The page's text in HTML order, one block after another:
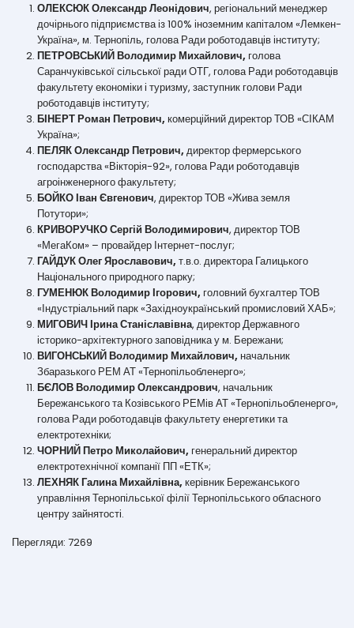
ОЛЕКСЮК Олександр Леонідович, регіональний менеджер
дочірнього підприємства із 100% іноземним капіталом «Лемкен-
Україна», м. Тернопіль, голова Ради роботодавців інституту;
ПЕТРОВСЬКИЙ Володимир Михайлович, голова
Саранчуківської сільської ради ОТГ, голова Ради роботодавців
факультету економіки і туризму, заступник голови Ради
роботодавців інституту;
БІНЕРТ Роман Петрович, комерційний директор ТОВ «СІКАМ
Україна»;
ПЕЛЯК Олександр Петрович, директор фермерського
господарства «Вікторія-92», голова Ради роботодавців
агроінженерного факультету;
БОЙКО Іван Євгенович, директор ТОВ «Жива земля
Потутори»;
КРИВОРУЧКО Сергій Володимирович, директор ТОВ
«МегаКом» – провайдер Інтернет-послуг;
ГАЙДУК Олег Ярославович, т.в.о. директора Галицького
Національного природного парку;
ГУМЕНЮК Володимир Ігорович, головний бухгалтер ТОВ
«Індустріальний парк «Західноукраїнський промисловий ХАБ»;
МИГОВИЧ Ірина Станіславівна, директор Державного
історико-архітектурного заповідника у м. Бережани;
ВИГОНСЬКИЙ Володимир Михайлович, начальник
Збаразького РЕМ АТ «Тернопільобленерго»;
БЄЛОВ Володимир Олександрович, начальник
Бережанського та Козівського РЕМів АТ «Тернопільобленерго»,
голова Ради роботодавців факультету енергетики та
електротехніки;
ЧОРНИЙ Петро Миколайович, генеральний директор
електротехнічної компанії ПП «ЕТК»;
ЛЕХНЯК Галина Михайлівна, керівник Бережанського
управління Тернопільської філії Тернопільського обласного
центру зайнятості.
Перегляди: 7269